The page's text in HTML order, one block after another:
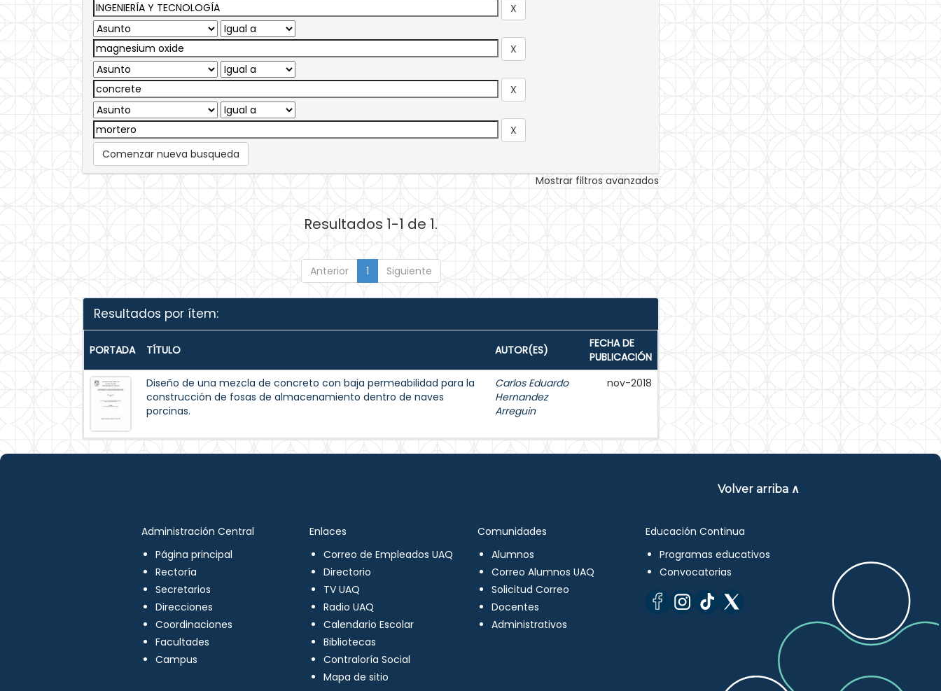
Comenzar nueva busqueda
Mostrar filtros avanzados
Resultados 1-1 de 1.
Anterior 1 Siguiente
Resultados por ítem:
PORTADA TÍTULO AUTOR(ES)
FECHA DE
PUBLICACIÓN
Diseño de una mezcla de concreto con baja permeabilidad para la
construcción de fosas de almacenamiento dentro de naves
porcinas.
Carlos Eduardo
Hernandez
Arreguin
nov-2018
Volver arriba ∧
Administración Central
Página principal
Rectoría
Secretarios
Direcciones
Coordinaciones
Facultades
Campus
Enlaces
Correo de Empleados UAQ
Directorio
TV UAQ
Radio UAQ
Calendario Escolar
Bibliotecas
Contraloría Social
Mapa de sitio
Comunidades
Alumnos
Correo Alumnos UAQ
Solicitud Correo
Docentes
Administrativos
Educación Continua
Programas educativos
Convocatorias